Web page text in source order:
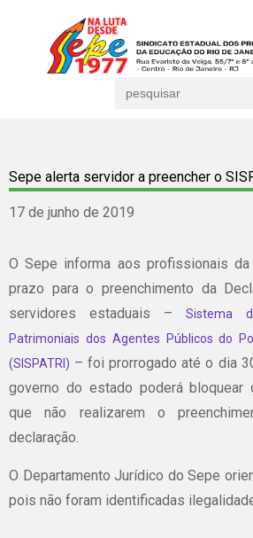
for:
Sepe alerta servidor a preencher o
17 de junho de 2019
O Sepe informa aos profissionais
prazo para o preenchimento da
servidores estaduais –Sistema
Patrimoniais dos Agentes Públicos do
(SISPATRI) – foi prorrogado até o dia
governo do estado poderá bloquear
que não realizarem o
declaração.
O Departamento Jurídico do Sepe
pois não foram identificadas